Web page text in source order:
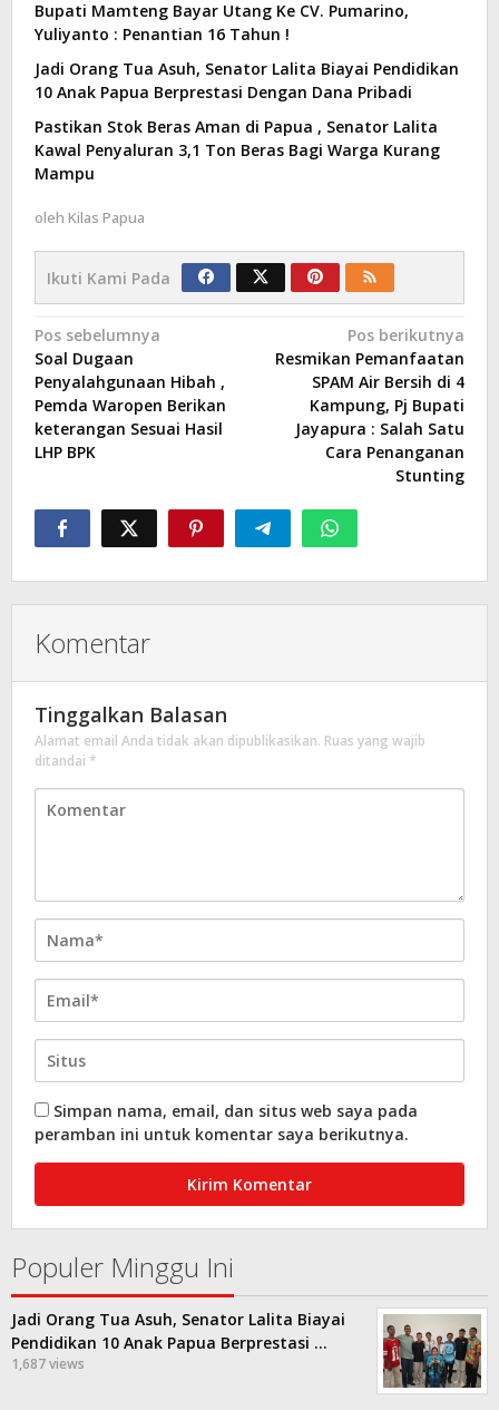
Bupati Mamteng Bayar Utang Ke CV. Pumarino,
Yuliyanto : Penantian 16 Tahun !
Jadi Orang Tua Asuh, Senator Lalita Biayai Pendidikan
10 Anak Papua Berprestasi Dengan Dana Pribadi
Pastikan Stok Beras Aman di Papua , Senator Lalita
Kawal Penyaluran 3,1 Ton Beras Bagi Warga Kurang
Mampu
oleh Kilas Papua
Ikuti Kami Pada
Navigasi
pos
Pos sebelumnya
Soal Dugaan
Penyalahgunaan Hibah ,
Pemda Waropen Berikan
keterangan Sesuai Hasil
LHP BPK
Pos berikutnya
Resmikan Pemanfaatan
SPAM Air Bersih di 4
Kampung, Pj Bupati
Jayapura : Salah Satu
Cara Penanganan
Stunting
Komentar
Tinggalkan Balasan
Alamat email Anda tidak akan dipublikasikan. Ruas yang wajib
ditandai *
Simpan nama, email, dan situs web saya pada
peramban ini untuk komentar saya berikutnya.
Populer Minggu Ini
Jadi Orang Tua Asuh, Senator Lalita Biayai
Pendidikan 10 Anak Papua Berprestasi …
1,687 views